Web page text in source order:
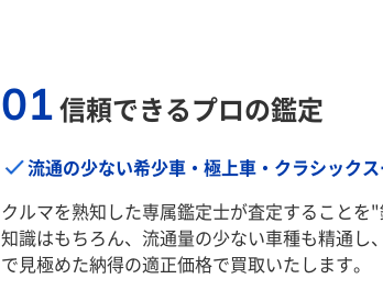
01信頼できるプロの鑑定
流通の少ない希少車・極上車・クラシック
クルマを熟知した専属鑑定士が査定すること
知識はもちろん、流通量の少ない車種も精通し
で見極めた納得の適正価格で買取いたします。